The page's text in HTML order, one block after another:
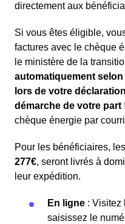
directement aux
Si vous êtes éligible,
factures avec le chèque
le ministère de la
automatiquement
lors de votre
démarche de votre part
chèque énergie par
Pour les bénéficiaires,
277€, seront livrés à
leur expédition.
En ligne : Visitez
saisissez le